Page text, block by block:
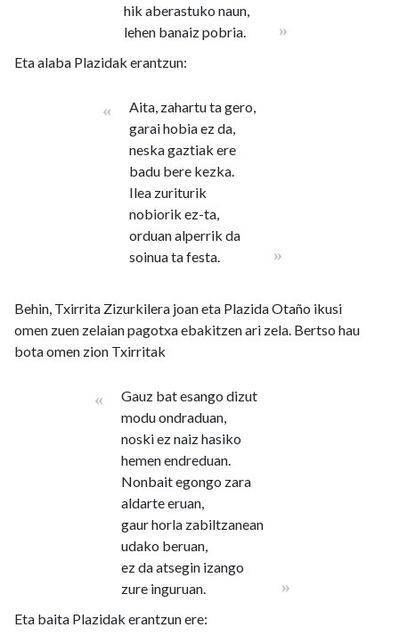
hik aberastuko naun,
lehen banaiz pobria.
»
Eta alaba Plazidak erantzun:
«
Aita, zahartu ta gero,
garai hobia ez da,
neska gaztiak ere
badu bere kezka.
Ilea zuriturik
nobiorik ez-ta,
orduan alperrik da
soinua ta festa.
»
Behin, Txirrita Zizurkilera joan eta Plazida Otaño ikusi
omen zuen zelaian pagotxa ebakitzen ari zela. Bertso hau
bota omen zion Txirritak
«
Gauz bat esango dizut
modu ondraduan,
noski ez naiz hasiko
hemen endreduan.
Nonbait egongo zara
aldarte eruan,
gaur horla zabiltzanean
udako beruan,
ez da atsegin izango
zure inguruan.
»
Eta baita Plazidak erantzun ere: